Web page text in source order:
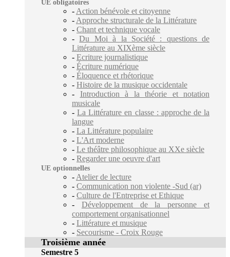
UE obligatoires
- Action bénévole et citoyenne
- Approche structurale de la Littérature
- Chant et technique vocale
-Du Moi à la Société : questions de
Littérature au XIXème siècle
- Ecriture journalistique
- Écriture numérique
- Éloquence et rhétorique
- Histoire de la musique occidentale
- Introduction à la théorie et notation
musicale
-La Littérature en classe : approche de la
langue
- La Littérature populaire
- L'Art moderne
- Le théâtre philosophique au XXe siècle
- Regarder une oeuvre d'art
UE optionnelles
- Atelier de lecture
- Communication non violente -Sud (ar)
- Culture de l'Entreprise et Ethique
- Développement de la personne et
comportement organisationnel
- Littérature et musique
- Secourisme - Croix Rouge
Troisième année
Semestre 5